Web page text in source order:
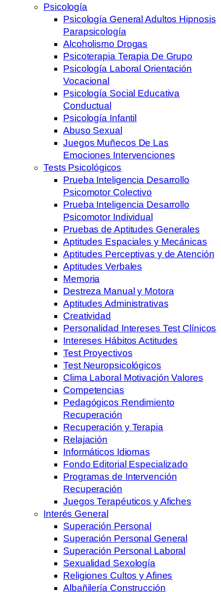
Psicología
Psicología General Adultos Hipnosis
Parapsicología
Alcoholismo Drogas
Psicoterapia Terapia De Grupo
Psicología Laboral Orientación
Vocacional
Psicología Social Educativa
Conductual
Psicología Infantil
Abuso Sexual
Juegos Muñecos De Las
Emociones Intervenciones
Tests Psicológicos
Prueba Inteligencia Desarrollo
Psicomotor Colectivo
Prueba Inteligencia Desarrollo
Psicomotor Individual
Pruebas de Aptitudes Generales
Aptitudes Espaciales y Mecánicas
Aptitudes Perceptivas y de Atención
Aptitudes Verbales
Memoria
Destreza Manual y Motora
Aptitudes Administrativas
Creatividad
Personalidad Intereses Test Clínicos
Intereses Hábitos Actitudes
Test Proyectivos
Test Neuropsicológicos
Clima Laboral Motivación Valores
Competencias
Pedagógicos Rendimiento
Recuperación
Recuperación y Terapia
Relajación
Informáticos Idiomas
Fondo Editorial Especializado
Programas de Intervención
Recuperación
Juegos Terapéuticos y Afiches
Interés General
Superación Personal
Superación Personal General
Superación Personal Laboral
Sexualidad Sexología
Religiones Cultos y Afines
Albañilería Construcción